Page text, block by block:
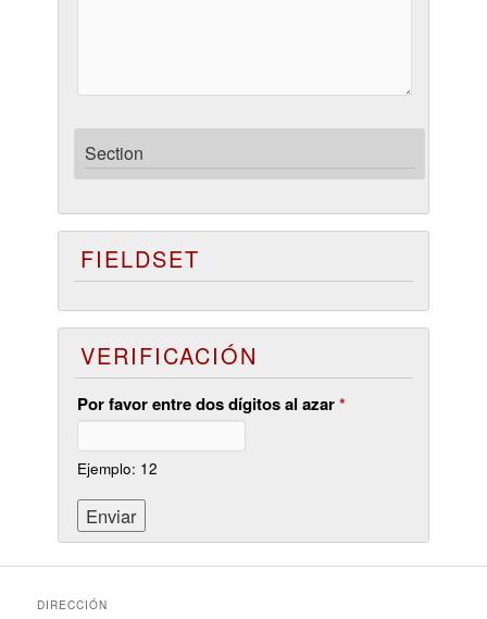
Section
FIELDSET
VERIFICACIÓN
Por favor entre dos dígitos al azar*
Ejemplo: 12
DIRECCIÓN